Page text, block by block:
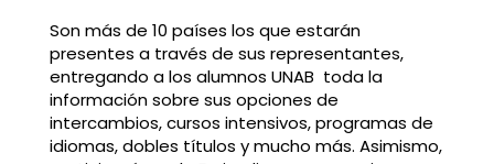
Son más de 10 países los que estarán
presentes a través de sus representantes,
entregando a los alumnos UNAB toda la
información sobre sus opciones de
intercambios, cursos intensivos, programas de
idiomas, dobles títulos y mucho más. Asimismo,